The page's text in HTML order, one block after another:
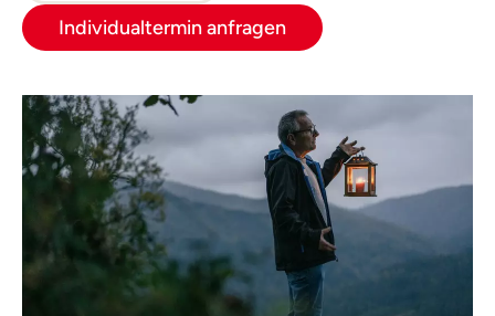
Individualtermin anfragen